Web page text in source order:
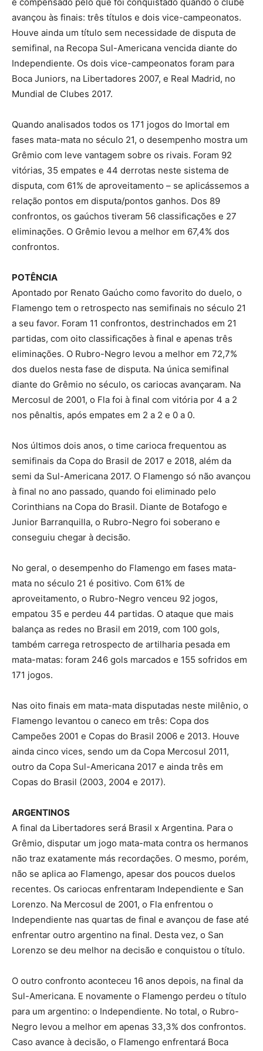
é compensado pelo que foi conquistado quando o clube
avançou às finais: três títulos e dois vice-campeonatos.
Houve ainda um título sem necessidade de disputa de
semifinal, na Recopa Sul-Americana vencida diante do
Independiente. Os dois vice-campeonatos foram para
Boca Juniors, na Libertadores 2007, e Real Madrid, no
Mundial de Clubes 2017.
Quando analisados todos os 171 jogos do Imortal em
fases mata-mata no século 21, o desempenho mostra um
Grêmio com leve vantagem sobre os rivais. Foram 92
vitórias, 35 empates e 44 derrotas neste sistema de
disputa, com 61% de aproveitamento – se aplicássemos a
relação pontos em disputa/pontos ganhos. Dos 89
confrontos, os gaúchos tiveram 56 classificações e 27
eliminações. O Grêmio levou a melhor em 67,4% dos
confrontos.
POTÊNCIA
Apontado por Renato Gaúcho como favorito do duelo, o
Flamengo tem o retrospecto nas semifinais no século 21
a seu favor. Foram 11 confrontos, destrinchados em 21
partidas, com oito classificações à final e apenas três
eliminações. O Rubro-Negro levou a melhor em 72,7%
dos duelos nesta fase de disputa. Na única semifinal
diante do Grêmio no século, os cariocas avançaram. Na
Mercosul de 2001, o Fla foi à final com vitória por 4 a 2
nos pênaltis, após empates em 2 a 2 e 0 a 0.
Nos últimos dois anos, o time carioca frequentou as
semifinais da Copa do Brasil de 2017 e 2018, além da
semi da Sul-Americana 2017. O Flamengo só não avançou
à final no ano passado, quando foi eliminado pelo
Corinthians na Copa do Brasil. Diante de Botafogo e
Junior Barranquilla, o Rubro-Negro foi soberano e
conseguiu chegar à decisão.
No geral, o desempenho do Flamengo em fases mata-
mata no século 21 é positivo. Com 61% de
aproveitamento, o Rubro-Negro venceu 92 jogos,
empatou 35 e perdeu 44 partidas. O ataque que mais
balança as redes no Brasil em 2019, com 100 gols,
também carrega retrospecto de artilharia pesada em
mata-matas: foram 246 gols marcados e 155 sofridos em
171 jogos.
Nas oito finais em mata-mata disputadas neste milênio, o
Flamengo levantou o caneco em três: Copa dos
Campeões 2001 e Copas do Brasil 2006 e 2013. Houve
ainda cinco vices, sendo um da Copa Mercosul 2011,
outro da Copa Sul-Americana 2017 e ainda três em
Copas do Brasil (2003, 2004 e 2017).
ARGENTINOS
A final da Libertadores será Brasil x Argentina. Para o
Grêmio, disputar um jogo mata-mata contra os hermanos
não traz exatamente más recordações. O mesmo, porém,
não se aplica ao Flamengo, apesar dos poucos duelos
recentes. Os cariocas enfrentaram Independiente e San
Lorenzo. Na Mercosul de 2001, o Fla enfrentou o
Independiente nas quartas de final e avançou de fase até
enfrentar outro argentino na final. Desta vez, o San
Lorenzo se deu melhor na decisão e conquistou o título.
O outro confronto aconteceu 16 anos depois, na final da
Sul-Americana. E novamente o Flamengo perdeu o título
para um argentino: o Independiente. No total, o Rubro-
Negro levou a melhor em apenas 33,3% dos confrontos.
Caso avance à decisão, o Flamengo enfrentará Boca